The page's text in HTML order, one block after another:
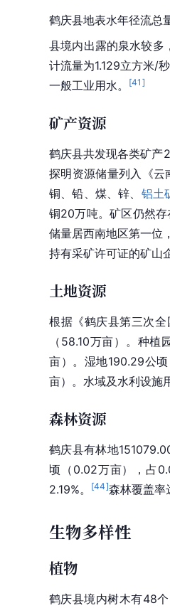
鹤庆县地表水年径流总
县境内出露的泉水较
计流量为1.129立方米/
一般工业用水。
[41 ]
矿产资源
鹤庆县共发现各类矿产
探明资源储量列入《云
铜、铅、煤、锌、 铝土
铜20万吨。矿区仍然
储量居西南地区第一位
持有采矿许可证的矿山
土地资源
根据《鹤庆县第三次
（58.10万亩）。种
亩）。湿地190.29公
亩）。水域及 水利设施
森林资源
鹤庆县有林地
顷（0.02万亩），占
2.19%。
[44]森林覆盖率
生物多样性
植物
鹤庆县境内树木有48